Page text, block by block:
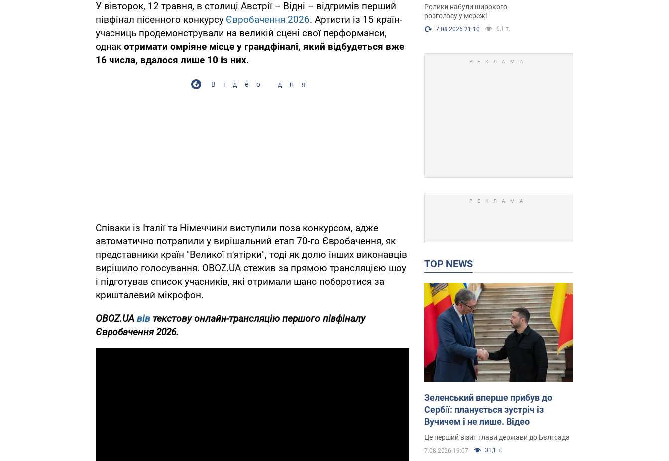
У вівторок, 12 травня, в столиці Австрії – Відні – відгримів перший
півфінал пісенного конкурсу Євробачення 2026. Артисти із 15 країн-
учасниць продемонстрували на великій сцені свої перформанси,
однак отримати омріяне місце у грандфіналі, який відбудеться вже
16 числа, вдалося лише 10 із них.
Відео дня
Співаки із Італії та Німеччини виступили поза конкурсом, адже
автоматично потрапили у вирішальний етап 70-го Євробачення, як
представники країн "Великої п'ятірки", тоді як долю інших виконавців
вирішило голосування. OBOZ.UA стежив за прямою трансляцією шоу
і підготував список учасників, які отримали шанс поборотися за
кришталевий мікрофон.
OBOZ.UA вів текстову онлайн-трансляцію першого півфіналу
Євробачення 2026.
покарали. Відео
Ролики набули широкого
розголосу у мережі
7.08.2026 21:10 6,1 т.
TOP NEWS
Зеленський вперше прибув до
Сербії: планується зустріч із
Вучичем і не лише. Відео
Це перший візит глави держави до Бєлграда
7.08.2026 19:07 31,1 т.